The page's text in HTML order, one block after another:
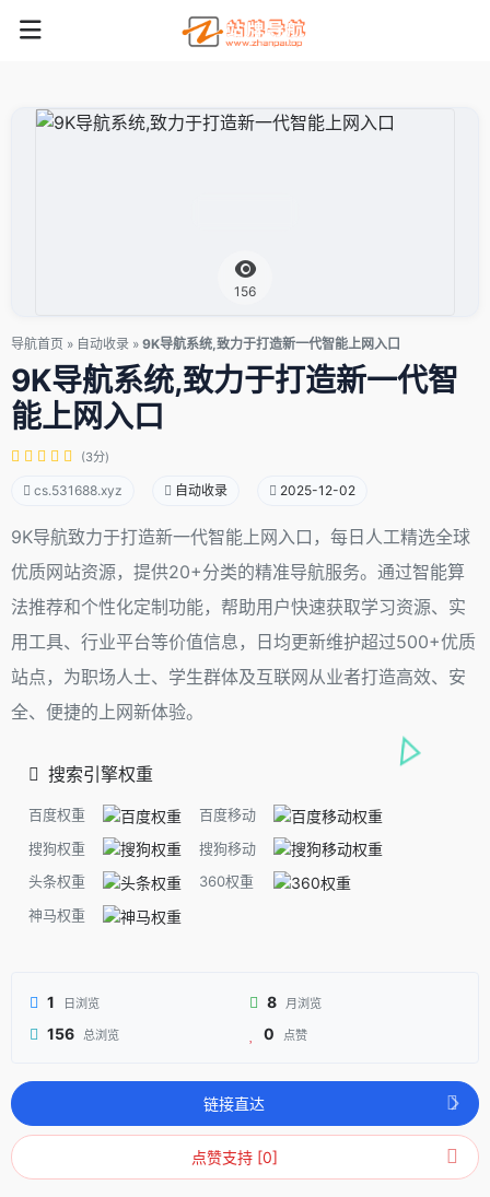
156
导航首页 » 自动收录 » 9K导航系统,致力于打造新一代智能上网入口
9K导航系统,致力于打造新一代智
能上网入口
(3分)
cs.531688.xyz 自动收录 2025-12-02
9K导航致力于打造新一代智能上网入口，每日人工精选全球
优质网站资源，提供20+分类的精准导航服务。通过智能算
法推荐和个性化定制功能，帮助用户快速获取学习资源、实
用工具、行业平台等价值信息，日均更新维护超过500+优质
站点，为职场人士、学生群体及互联网从业者打造高效、安
全、便捷的上网新体验。
搜索引擎权重
百度权重
百度移动
搜狗权重
搜狗移动
头条权重
360权重
神马权重
1 日浏览 8 月浏览
156 总浏览 0 点赞
链接直达
点赞支持 [0]